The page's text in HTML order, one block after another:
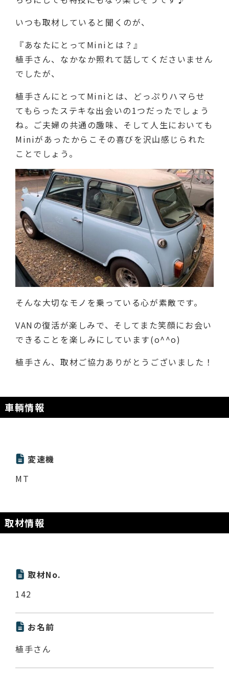
いつも取材していると聞くのが、
『あなたにとってMiniとは？』
植手さん、なかなか照れて話してくださいません
でしたが、
植手さんにとってMiniとは、どっぷりハマらせ
てもらったステキな出会いの1つだったでしょう
ね。ご夫婦の共通の趣味、そして人生においても
Miniがあったからこその喜びを沢山感じられた
ことでしょう。
そんな大切なモノを乗っている心が素敵です。
VANの復活が楽しみで、そしてまた笑顔にお会い
できることを楽しみにしています(o^^o)
植手さん、取材ご協力ありがとうございました！
車輌情報
変速機
MT
取材情報
取材No.
142
お名前
植手さん